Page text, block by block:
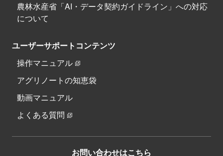
農林水産省「AI・データ契約ガイドライン」への対応
について
ユーザーサポートコンテンツ
操作マニュアル
アグリノートの知恵袋
動画マニュアル
よくある質問
お問い合わせはこちら